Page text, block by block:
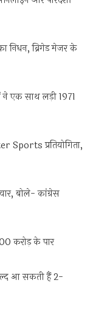
निधन, ब्रिगेड मेजर के
एक साथ लड़ी 1971
Sports प्रतियोगिता,
बोले- कांग्रेस
करोड़ के पार
आ सकती हैं 2-